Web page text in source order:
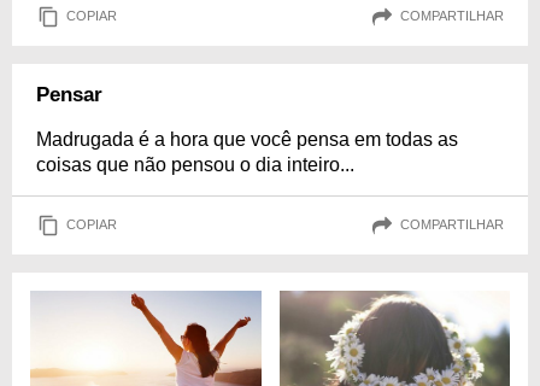
COPIAR COMPARTILHAR
Pensar
Madrugada é a hora que você pensa em todas as
coisas que não pensou o dia inteiro...
COPIAR COMPARTILHAR